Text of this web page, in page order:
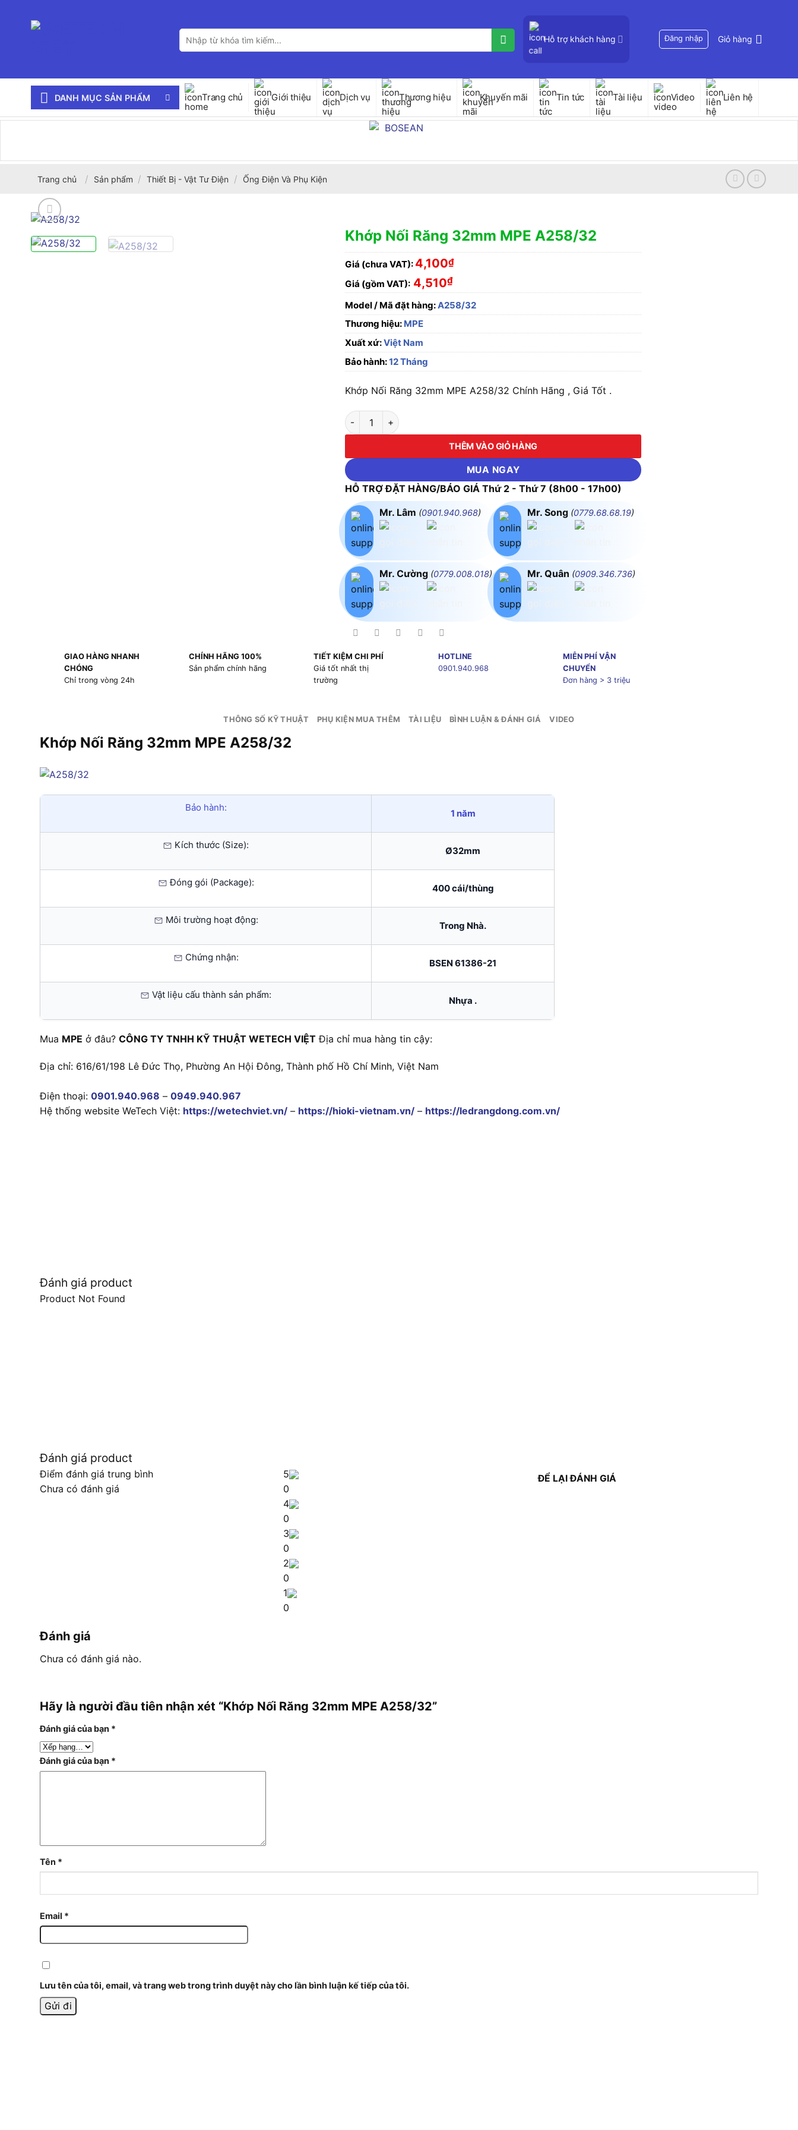
Tìm
kiếm:
Hỗ trợ khách hàng Đăng nhập Giỏ hàng
DANH MỤC SẢN PHẨM Trang chủ Giới thiệu Dịch vụ Thương hiệu Khuyến mãi Tin tức Tài liệu Video Liên hệ
Trang chủ / Sản phẩm / Thiết Bị - Vật Tư Điện / Ống Điện Và Phụ Kiện
Khớp Nối Răng 32mm MPE A258/32
Giá (chưa VAT): 4,100₫
Giá (gồm VAT): 4,510₫
Model / Mã đặt hàng:A258/32
Thương hiệu: MPE
Xuất xứ:Việt Nam
Bảo hành:12 Tháng
Khớp Nối Răng 32mm MPE A258/32 Chính Hãng , Giá Tốt .
Khớp Nối Răng 32mm MPE A258/32 số lượng
THÊM VÀO GIỎ HÀNG
MUA NGAY
HỖ TRỢ ĐẶT HÀNG/BÁO GIÁ Thứ 2 - Thứ 7 (8h00 - 17h00)
Mr. Lâm (0901.940.968)
Mr. Cường (0779.008.018)
Mr. Song (0779.68.68.19)
Mr. Quân (0909.346.736)
GIAO HÀNG NHANH
CHÓNG
Chỉ trong vòng 24h
CHÍNH HÃNG 100%
Sản phẩm chính hãng
TIẾT KIỆM CHI PHÍ
Giá tốt nhất thị
trường
HOTLINE
0901.940.968
MIỄN PHÍ VẬN
CHUYỂN
Đơn hàng > 3 triệu
THÔNG SỐ KỸ THUẬT PHỤ KIỆN MUA THÊM TÀI LIỆU BÌNH LUẬN & ĐÁNH GIÁ VIDEO
Khớp Nối Răng 32mm MPE A258/32
Bảo hành:
1 năm
Kích thước (Size):
Ø32mm
Đóng gói (Package):
400 cái/thùng
Môi trường hoạt động:
Trong Nhà.
Chứng nhận:
BSEN 61386-21
Vật liệu cấu thành sản phẩm:
Nhựa .
Mua MPE ở đâu? CÔNG TY TNHH KỸ THUẬT WETECH VIỆT Địa chỉ mua hàng tin cậy:
Địa chỉ: 616/61/198 Lê Đức Thọ, Phường An Hội Đông, Thành phố Hồ Chí Minh, Việt Nam
Điện thoại: 0901.940.968 – 0949.940.967
Hệ thống website WeTech Việt: https://wetechviet.vn/ – https://hioki-vietnam.vn/ – https://ledrangdong.com.vn/
Đánh giá product
Product Not Found
Đánh giá product
Điểm đánh giá trung bình
Chưa có đánh giá
5
0
4
0
3
0
2
0
1
0
ĐỂ LẠI ĐÁNH GIÁ
Đánh giá
Chưa có đánh giá nào.
Hãy là người đầu tiên nhận xét “Khớp Nối Răng 32mm MPE A258/32”
Đánh giá của bạn *
Đánh giá của bạn *
Tên *
Email *
Lưu tên của tôi, email, và trang web trong trình duyệt này cho lần bình luận kế tiếp của tôi.